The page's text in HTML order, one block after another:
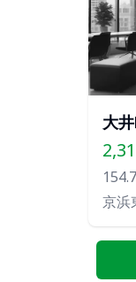
大
京浜